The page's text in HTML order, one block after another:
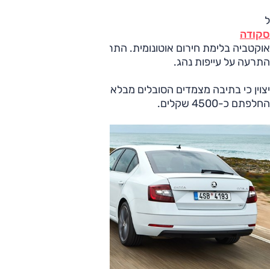
ל
סקודה
אוקטביה בלימת חירום אוטונומית. התרעת סטייה מנתיב ותיקון.
התרעה על עייפות נהג.
יצוין כי בתיבה מצמדים הסובלים מבלאי גבוה יחסית, ומחיר
החלפתם כ-4500 שקלים.